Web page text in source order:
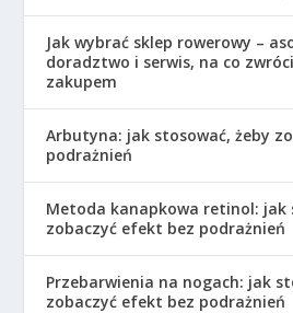
Jak wybrać sklep rowerowy –
doradztwo i serwis, na co
zakupem
Arbutyna: jak stosować, żeby
podrażnień
Metoda kanapkowa retinol: jak
zobaczyć efekt bez podrażnień
Przebarwienia na nogach: jak
zobaczyć efekt bez podrażnień